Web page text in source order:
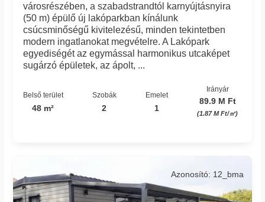
városrészében, a szabadstrandtól karnyújtásnyira
(50 m) épülő új lakóparkban kínálunk
csúcsminőségű kivitelezésű, minden tekintetben
modern ingatlanokat megvételre. A Lakópark
egyediségét az egymással harmonikus utcaképet
sugárzó épületek, az ápolt, ...
Belső terület
48 m²
Szobák
2
Emelet
1
Irányár
89.9 M Ft
(1.87 M Ft/㎡)
Azonosító: 12_bma